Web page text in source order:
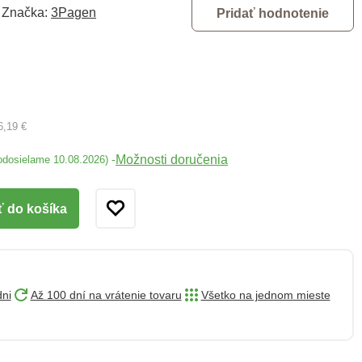
Značka: 3Pagen Pridať hodnotenie
€
10.08.2026) -Možnosti doručenia
do košíka
Až 100 dní na vrátenie tovaru Všetko na jednom mieste